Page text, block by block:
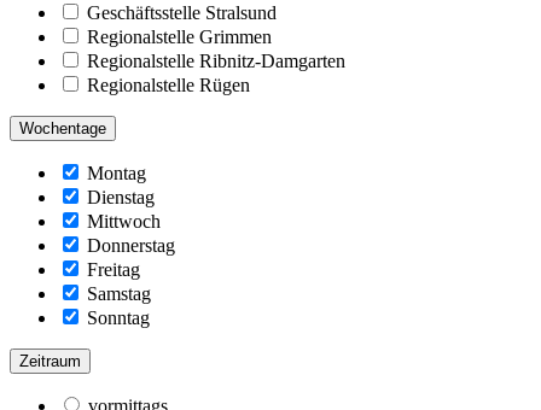
Geschäftsstelle Stralsund
Regionalstelle Grimmen
Regionalstelle Ribnitz-Damgarten
Regionalstelle Rügen
Wochentage
Montag
Dienstag
Mittwoch
Donnerstag
Freitag
Samstag
Sonntag
Zeitraum
vormittags